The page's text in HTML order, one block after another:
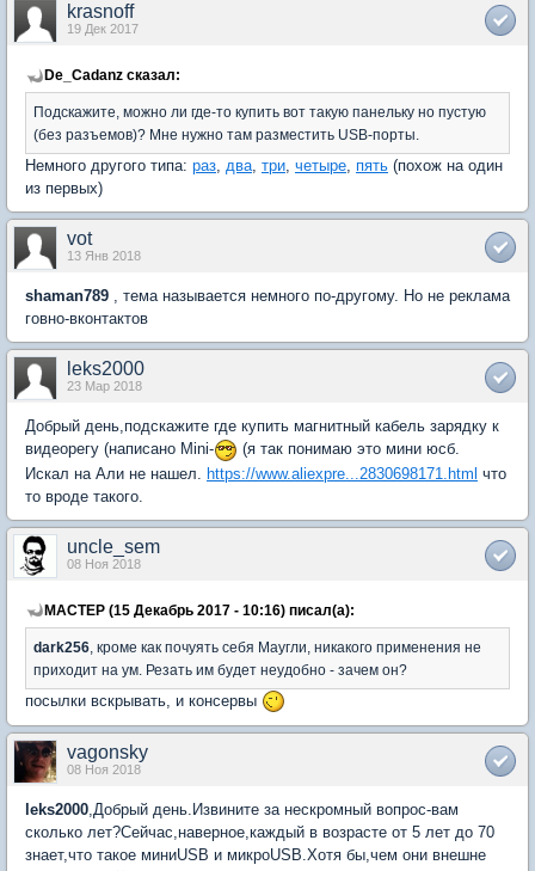
krasnoff
19 Дек 2017
De_Cadanz сказал:
Подскажите, можно ли где-то купить вот такую панельку но пустую
(без разъемов)? Мне нужно там разместить USB-порты.
Немного другого типа: раз, два, три, четыре, пять (похож на один
из первых)
vot
13 Янв 2018
shaman789 , тема называется немного по-другому. Но не реклама
говно-вконтактов
leks2000
23 Мар 2018
Добрый день,подскажите где купить магнитный кабель зарядку к
видеорегу (написано Mini-
(я так понимаю это мини юсб.
Искал на Али не нашел. https://www.aliexpre...2830698171.html что
то вроде такого.
uncle_sem
08 Ноя 2018
MACTEP (15 Декабрь 2017 - 10:16) писал(а):
dark256 , кроме как почуять себя Маугли, никакого применения не
приходит на ум. Резать им будет неудобно - зачем он?
посылки вскрывать, и консервы
vagonsky
08 Ноя 2018
leks2000,Добрый день.Извините за нескромный вопрос-вам
сколько лет?Сейчас,наверное,каждый в возрасте от 5 лет до 70
знает,что такое миниUSB и микроUSB.Хотя бы,чем они внешне